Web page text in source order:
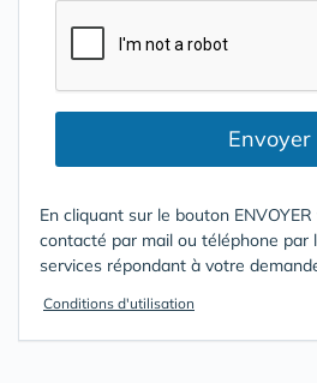
Envoyer
En cliquant sur le bouton
contacté par mail ou téléphone par
services répondant à votre
Conditions d'utilisation